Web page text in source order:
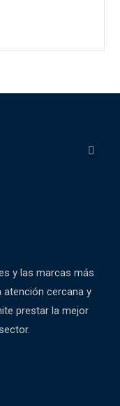
y las marcas más
atención cercana y
prestar la mejor